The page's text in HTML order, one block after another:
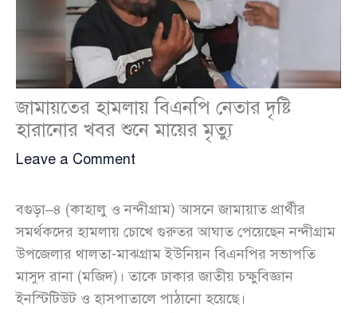
জামায়তের হামলায় বিএনপি নেতার দৃষ্টি
হারানোর খবর শুনে মায়ের মৃত্যু
Leave a Comment
বগুড়া–৪ (কাহালু ও নন্দীগ্রাম) আসনে জামায়াত প্রার্থীর
সমর্থকদের হামলায় চোখে গুরুতর আঘাত পেয়েছেন নন্দীগ্রাম
উপজেলার থালতা-মাঝগ্রাম ইউনিয়ন বিএনপির সভাপতি
মাসুদ রানা (মজিদ)। তাকে ঢাকার জাতীয় চক্ষুবিজ্ঞান
ইনস্টিটিউট ও হাসপাতালে পাঠানো হয়েছে।